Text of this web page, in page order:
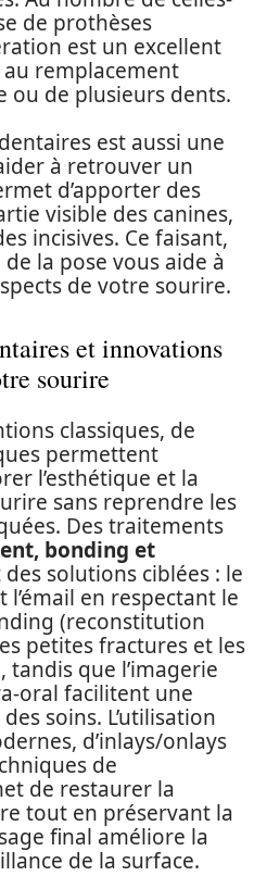
de prothèses
est un excellent
remplacement
ou de plusieurs dents.
est aussi une
à retrouver un
d’apporter des
visible des canines,
incisives. Ce faisant,
la pose vous aide à
de votre sourire.
et innovations
sourire
classiques, de
permettent
l’esthétique et la
sans reprendre les
Des traitements
bonding et
solutions ciblées : le
en respectant le
(reconstitution
petites fractures et les
que l’imagerie
facilitent une
soins. L’utilisation
d’inlays/onlays
de
de restaurer la
tout en préservant la
final améliore la
de la surface.